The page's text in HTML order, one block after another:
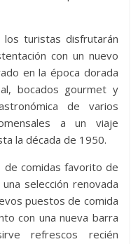
los turistas disfrutarán
con un nuevo
en la época dorada
bocados gourmet y
de varios
a un viaje
la década de 1950.
de comidas favorito de
selección renovada
puestos de comida
con una nueva barra
refrescos recién